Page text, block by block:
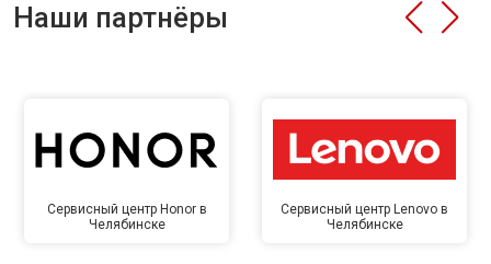
Наши партнёры
Сервисный центр Honor в
Челябинске
Сервисный центр Lenovo в
Челябинске